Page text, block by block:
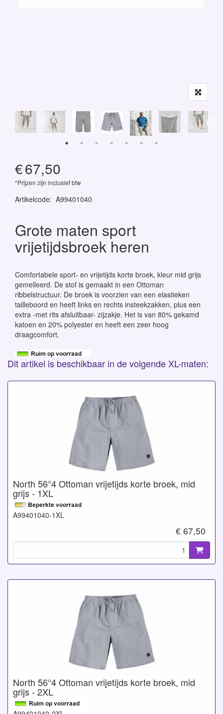
€67,50
*Prijzen zijn inclusief btw
Artikelcode: A99401040
Grote maten sport
vrijetijdsbroek heren
Comfortabele sport- en vrijetijds korte broek, kleur mid grijs
gemelleerd. De stof is gemaakt in een Ottoman
ribbelstructuur. De broek is voorzien van een elastieken
tailleboord en heeft links en rechts insteekzakken, plus een
extra -met rits afsluitbaar- zijzakje. Het is van 80% gekamd
katoen en 20% polyester en heeft een zeer hoog
draagcomfort.
Dit artikel is beschikbaar in de volgende XL-maten:
North 56°4 Ottoman vrijetijds korte broek, mid
grijs - 1XL
A99401040-1XL
€ 67,50
North 56°4 Ottoman vrijetijds korte broek, mid
grijs - 2XL